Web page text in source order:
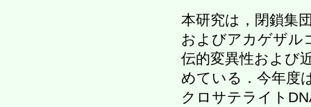
本研究は，閉鎖集
およびアカゲザル
伝的変異性および
めている．今年度
クロサテライト